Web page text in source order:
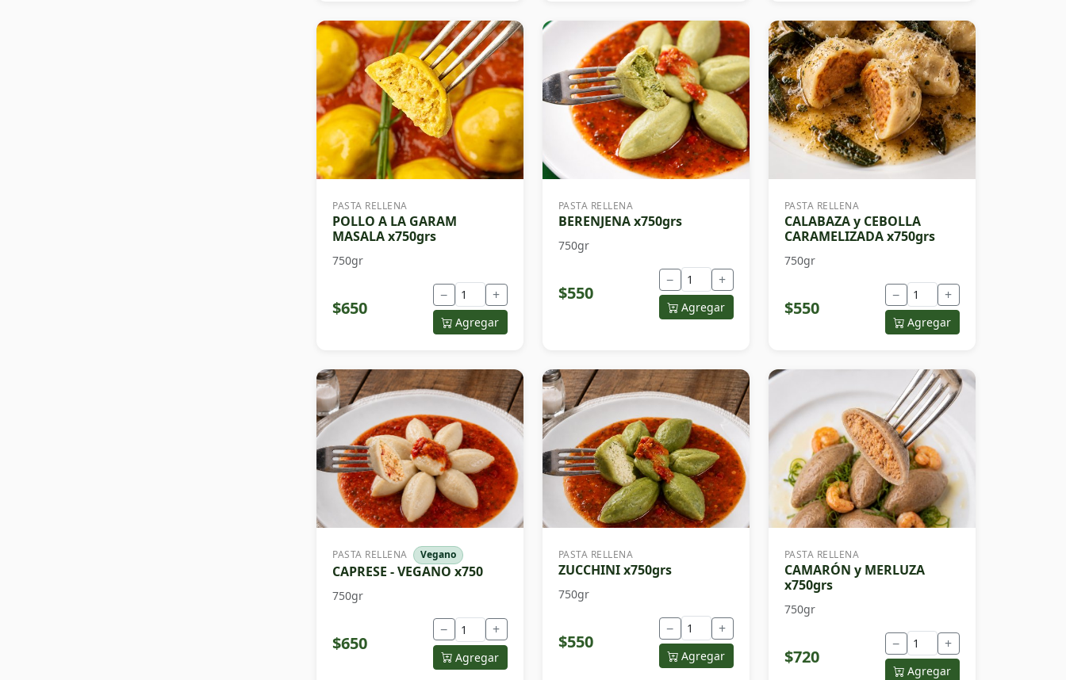
PASTA RELLENA
POLLO A LA GARAM
MASALA x750grs
750gr
$650
− +
Agregar
PASTA RELLENA
BERENJENA x750grs
750gr
$550
− +
Agregar
PASTA RELLENA
CALABAZA y CEBOLLA
CARAMELIZADA x750grs
750gr
$550
− +
Agregar
PASTA RELLENA Vegano
CAPRESE - VEGANO x750
750gr
$650
− +
Agregar
PASTA RELLENA
ZUCCHINI x750grs
750gr
$550
− +
Agregar
PASTA RELLENA
CAMARÓN y MERLUZA
x750grs
750gr
$720
− +
Agregar